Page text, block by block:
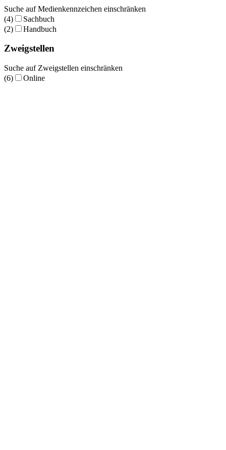
Suche auf Medienkennzeichen einschränken
(4)
Sachbuch
(2)
Handbuch
Zweigstellen
Suche auf Zweigstellen einschränken
(6)
Online